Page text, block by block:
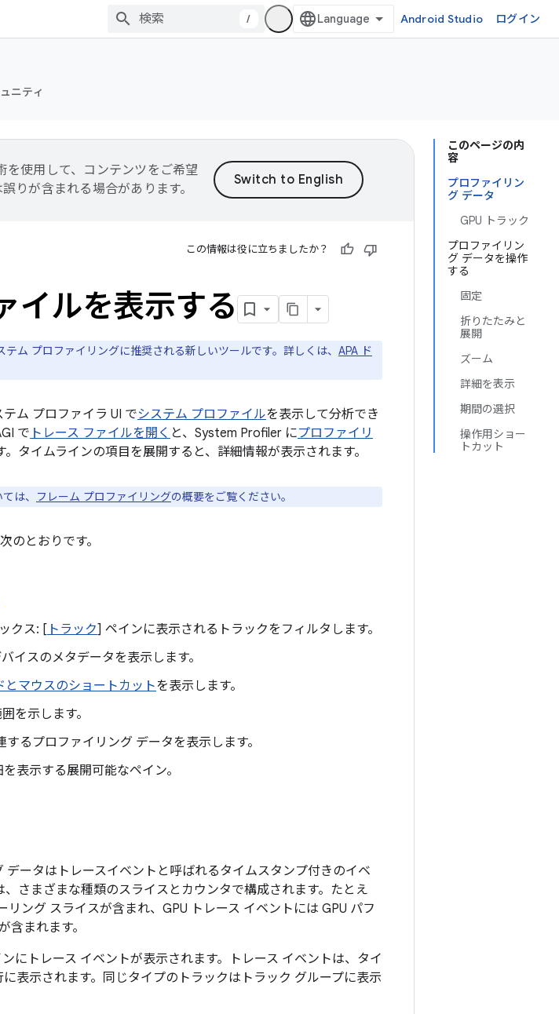
/ Android Studio ログイン
ニティ
このページの内
容
プロファイリン
グ データ
GPU トラック
プロファイリン
グ データを操作
する
固定
折りたたみと
展開
ズーム
詳細を表示
期間の選択
操作用ショー
トカット
を使用して、コンテンツをご希望
りが含まれる場合があります。
この情報は役に立ちましたか？
イルを表示する
ム プロファイリングに推奨される新しいツールです。詳しくは、 APA ド
ム プロファイラ UI でシステム プロファイルを表示して分析でき
で トレース ファイルを開く と、System Profiler にプロファイリ
タイムラインの項目を展開すると、詳細情報が表示されます。
は、 フレーム プロファイリングの概要をご覧ください。
のとおりです。
クス: [ トラック] ペインに表示されるトラックをフィルタします。
イスのメタデータを表示します。
とマウスのショートカットを表示します。
を示します。
るプロファイリング データを表示します。
表示する展開可能なペイン。
データはトレースイベントと呼ばれるタイムスタンプ付きのイベ
さまざまな種類のスライスとカウンタで構成されます。たとえ
リング スライスが含まれ、GPU トレース イベントには GPU パフ
含まれます。
にトレース イベントが表示されます。トレース イベントは、タイ
表示されます。同じタイプのトラックはトラック グループに表示